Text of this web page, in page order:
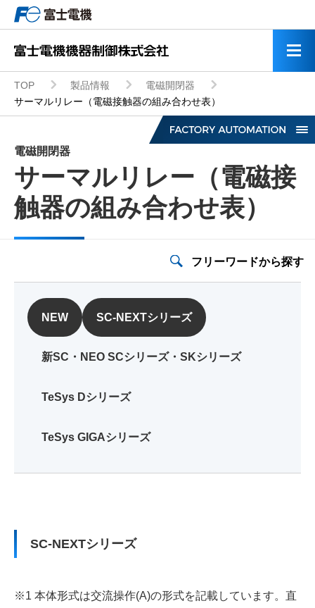
低圧インバータ
ミニUPS
プログラマブルコントローラ(PLC)
プログラマブル表示器
操作表示機器
TOP 製品情報
電磁開閉器
サーマルリレー（電磁接触器の組み合わせ表）
電磁開閉器
サーマルリレー（電磁接
触器の組み合わせ表）
フリーワードから探す
NEW SC-NEXTシリーズ
新SC・NEO SCシリーズ・SKシリーズ
TeSys Dシリーズ
TeSys GIGAシリーズ
SC-NEXTシリーズ
※1 本体形式は交流操作(A)の形式を記載しています。直